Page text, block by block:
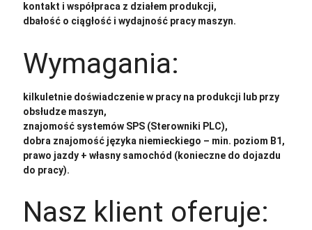
kontakt i współpraca z działem produkcji,
dbałość o ciągłość i wydajność pracy maszyn.
Wymagania:
kilkuletnie doświadczenie w pracy na produkcji lub przy
obsłudze maszyn,
znajomość systemów SPS (Sterowniki PLC),
dobra znajomość języka niemieckiego – min. poziom B1,
prawo jazdy + własny samochód (konieczne do dojazdu
do pracy).
Nasz klient oferuje: